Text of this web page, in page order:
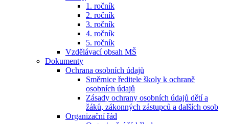
1. ročník
2. ročník
3. ročník
4. ročník
5. ročník
Vzdělávací obsah MŠ
Dokumenty
Ochrana osobních údajů
Směrnice ředitele školy k ochraně
osobních údajů
Zásady ochrany osobních údajů dětí a
žáků, zákonných zástupců a dalších osob
Organizační řád